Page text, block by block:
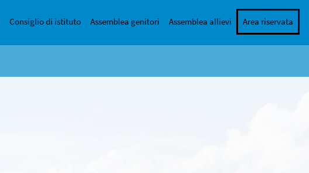
Consiglio di istituto Assemblea genitori Assemblea allievi Area riservata